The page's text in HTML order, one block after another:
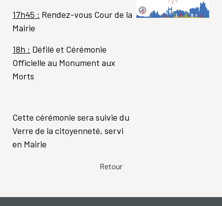
17h45 : Rendez-vous Cour de la
Mairie
18h : Défilé et Cérémonie
Officielle au Monument aux
Morts
Cette cérémonie sera suivie du
Verre de la citoyenneté, servi
en Mairie
Retour